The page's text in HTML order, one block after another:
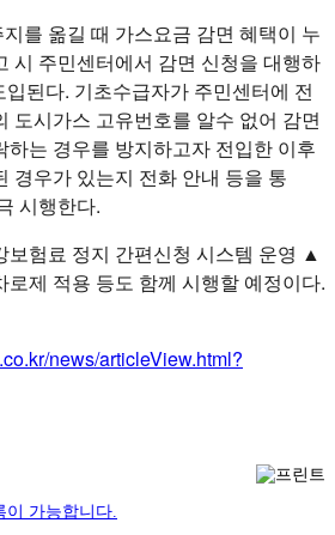
를 옮길 때 가스요금 감면 혜택이 누
시 주민센터에서 감면 신청을 대행하
된다. 기초수급자가 주민센터에 전
도시가스 고유번호를 알수 없어 감면
하는 경우를 방지하고자 전입한 이후
경우가 있는지 전화 안내 등을 통
시행한다.
험료 정지 간편신청 시스템 운영 ▲
제 적용 등도 함께 시행할 예정이다.
news/articleView.html?
가능합니다.